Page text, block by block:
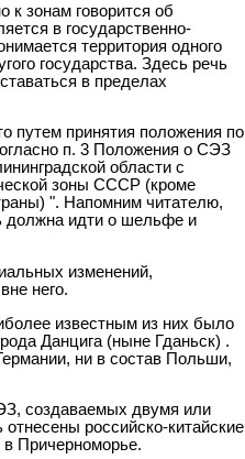
к зонам говорится об
в государственно-
территория одного
государства. Здесь речь
в пределах
путем принятия положения по
п. 3 Положения о СЭЗ
области с
зоны СССР (кроме
". Напомним читателю,
должна идти о шельфе и
изменений,
него.
известным из них было
Данцига (ныне Гданьск) .
ни в состав Польши,
создаваемых двумя или
российско-китайские
Причерноморье.